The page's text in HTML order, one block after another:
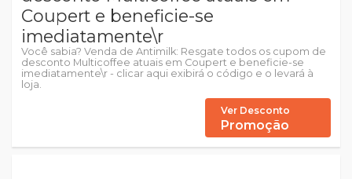
Coupert e beneficie-se
imediatamente\r
Você sabia? Venda de Antimilk: Resgate todos os cupom de
desconto Multicoffee atuais em Coupert e beneficie-se
imediatamente\r - clicar aqui exibirá o código e o levará à
loja.
Ver Desconto
Promoção